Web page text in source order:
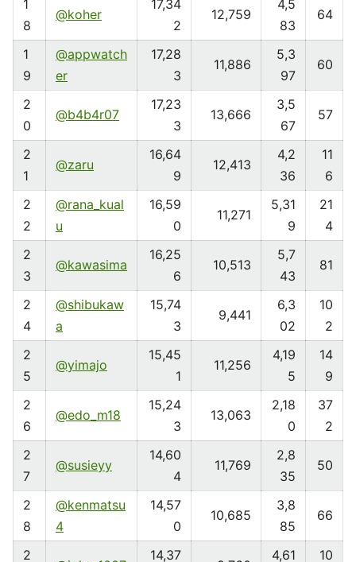
1
8
@koher
17,34
2
12,759
4,5
83
64
1
9
@appwatch
er
17,28
3
11,886
5,3
97
60
2
0
@b4b4r07
17,23
3
13,666
3,5
67
57
2
1
@zaru
16,64
9
12,413
4,2
36
11
6
2
2
@rana_kual
u
16,59
0
11,271
5,31
9
21
4
2
3
@kawasima
16,25
6
10,513
5,7
43
81
2
4
@shibukaw
a
15,74
3
9,441
6,3
02
10
2
2
5
@yimajo
15,45
1
11,256
4,19
5
14
9
2
6
@edo_m18
15,24
3
13,063
2,18
0
37
2
2
7
@susieyy
14,60
4
11,769
2,8
35
50
2
8
@kenmatsu
4
14,57
0
10,685
3,8
85
66
2
14,37
4,61
10